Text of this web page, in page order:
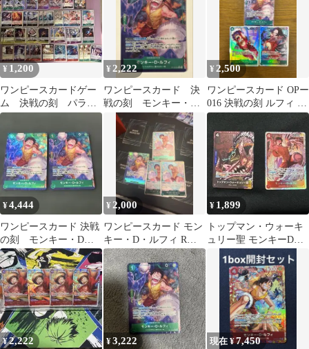
¥ 1,200
ワンピースカードゲー
ム 決戦の刻 パラレ
ル SR R まとめ売り
¥2,222
ワンピースカード 決
戦の刻 モンキー・
D・ルフィRパラレル
¥2,500
ワンピースカード OPー
016 決戦の刻 ルフィ R
パラレル SRハンコック
¥4,444
ワンピースカード 決戦
の刻 モンキー・D・
ルフィ OP16-034 R パ
ラレル
¥ 2,000
ワンピースカード モン
キー・D・ルフィ Rパ
ラレル OP16-034
¥ 1,899
トップマン・ウォーキ
ュリー聖 モンキーDル
フィ ワンピースカード
¥2,222 ¥3,222 現在 ¥7,450